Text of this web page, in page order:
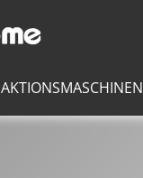
AKTIONSMASCHINEN